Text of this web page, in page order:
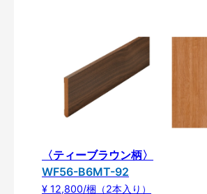
〈ティーブラウン柄〉
WF56-B6MT-92
¥ 12,800/梱（2本入り）